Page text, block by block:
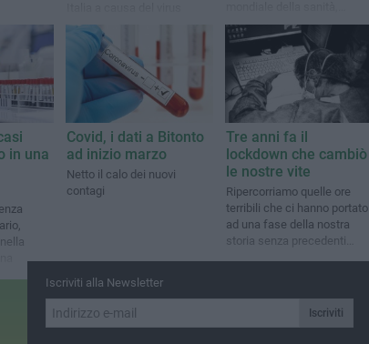
Tedros Ghrebreyesus
in una
Covid, i dati a Bitonto
ad inizio marzo
Netto il calo dei nuovi
contagi
Tre anni fa il
lockdown che cambiò
le nostre vite
Ripercorriamo quelle ore
terribili che ci hanno portato
ad una fase della nostra
storia senza precedenti
Iscriviti alla Newsletter
Iscriviti